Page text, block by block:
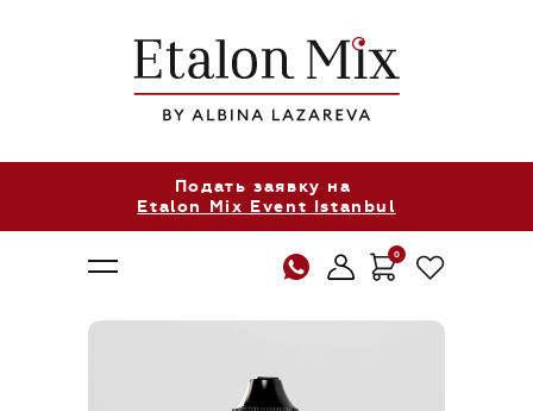
Подать заявку на
Etalon Mix Event Istanbul
0